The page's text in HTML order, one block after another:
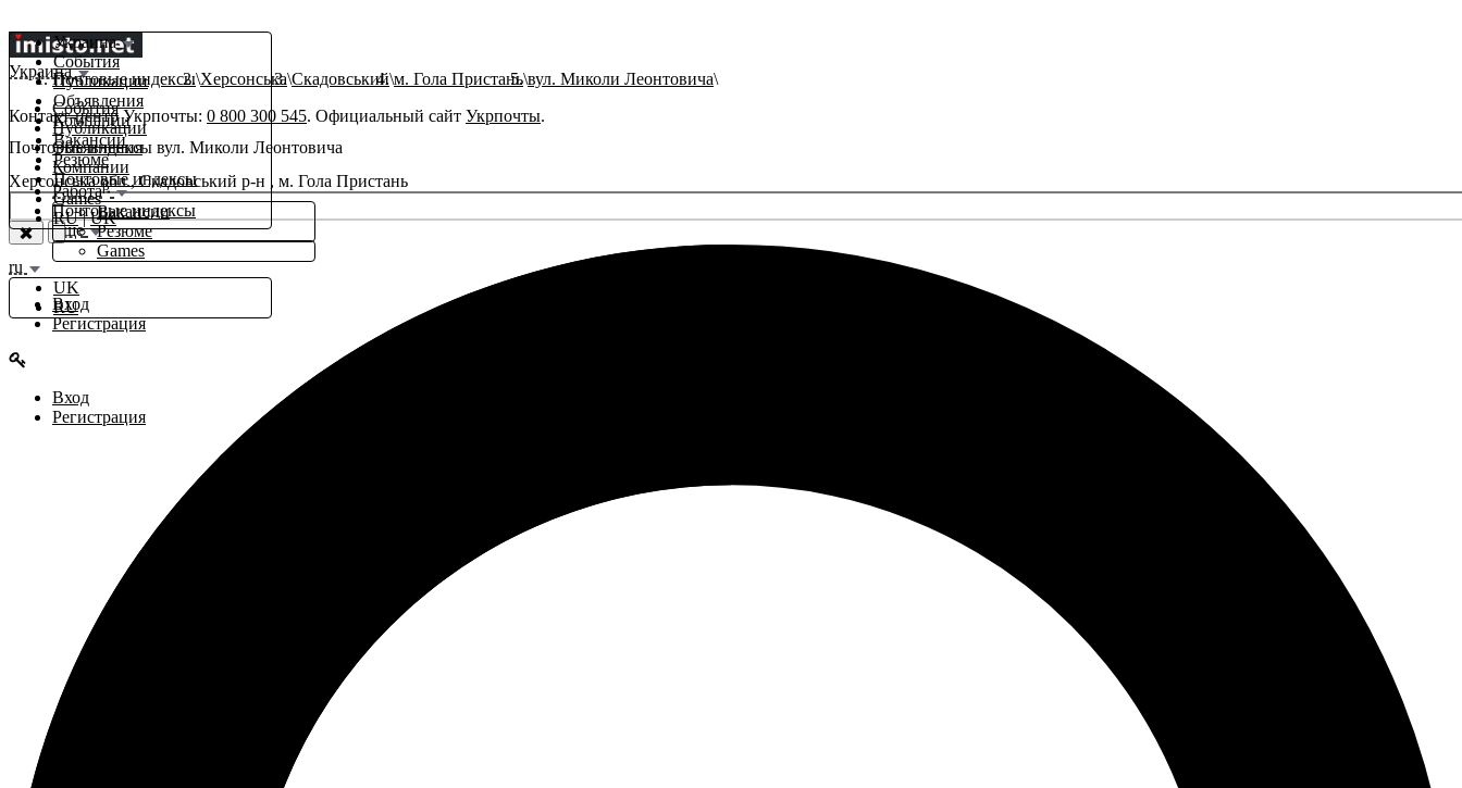
Украина
События
Публикации
Объявления
Компании
Вакансии
Резюме
Почтовые индексы
Games
RU|UK
Украина
События
Публикации
Объявления
Компании
Работаβ
Вакансии
Резюме
Почтовые индексы
Еще
Games
ru
UK
RU
Вход
Регистрация
Вход
Регистрация
Почтовые индексы Херсонська Скадовський м. Гола Пристань вул. Миколи Леонтовича
Контакт-центр Укрпочты: 0 800 300 545. Официальный сайт Укрпочты.
Почтовые индексы вул. Миколи Леонтовича
Херсонська обл., Скадовський р-н , м. Гола Пристань